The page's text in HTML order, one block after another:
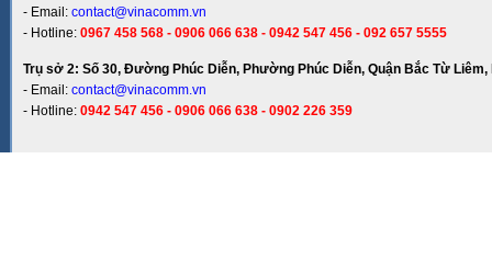
- Email: contact@vinacomm.vn
- Hotline: 0967 458 568 - 0906 066 638 - 0942 547 456 - 092 657 5555
Trụ sở 2: Số 30, Đường Phúc Diễn, Phường Phúc Diễn, Quận Bắc Từ Liêm,
- Email: contact@vinacomm.vn
- Hotline: 0942 547 456 - 0906 066 638 - 0902 226 359